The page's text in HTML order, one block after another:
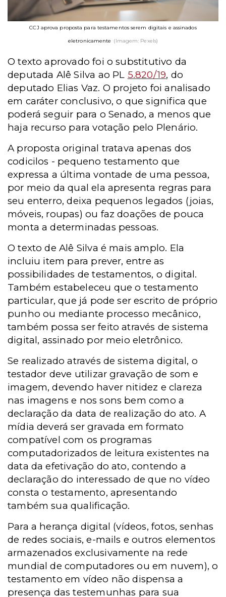
CCJ aprova proposta para testamentos serem digitais e assinados
eletronicamente (Imagem: Pexels)
O texto aprovado foi o substitutivo da
deputada Alê Silva ao PL 5.820/19, do
deputado Elias Vaz. O projeto foi analisado
em caráter conclusivo, o que significa que
poderá seguir para o Senado, a menos que
haja recurso para votação pelo Plenário.
A proposta original tratava apenas dos
codicilos - pequeno testamento que
expressa a última vontade de uma pessoa,
por meio da qual ela apresenta regras para
seu enterro, deixa pequenos legados (joias,
móveis, roupas) ou faz doações de pouca
monta a determinadas pessoas.
O texto de Alê Silva é mais amplo. Ela
incluiu item para prever, entre as
possibilidades de testamentos, o digital.
Também estabeleceu que o testamento
particular, que já pode ser escrito de próprio
punho ou mediante processo mecânico,
também possa ser feito através de sistema
digital, assinado por meio eletrônico.
Se realizado através de sistema digital, o
testador deve utilizar gravação de som e
imagem, devendo haver nitidez e clareza
nas imagens e nos sons bem como a
declaração da data de realização do ato. A
mídia deverá ser gravada em formato
compatível com os programas
computadorizados de leitura existentes na
data da efetivação do ato, contendo a
declaração do interessado de que no vídeo
consta o testamento, apresentando
também sua qualificação.
Para a herança digital (vídeos, fotos, senhas
de redes sociais, e-mails e outros elementos
armazenados exclusivamente na rede
mundial de computadores ou em nuvem), o
testamento em vídeo não dispensa a
presença das testemunhas para sua